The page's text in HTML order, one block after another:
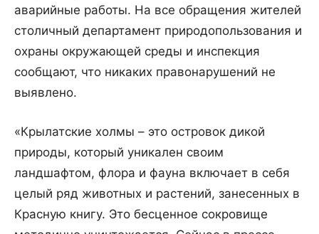
аварийные работы. На все обращения жителей
столичный департамент природопользования и
охраны окружающей среды и инспекция
сообщают, что никаких правонарушений не
выявлено.
«Крылатские холмы – это островок дикой
природы, который уникален своим
ландшафтом, флора и фауна включает в себя
целый ряд животных и растений, занесенных в
Красную книгу. Это бесценное сокровище